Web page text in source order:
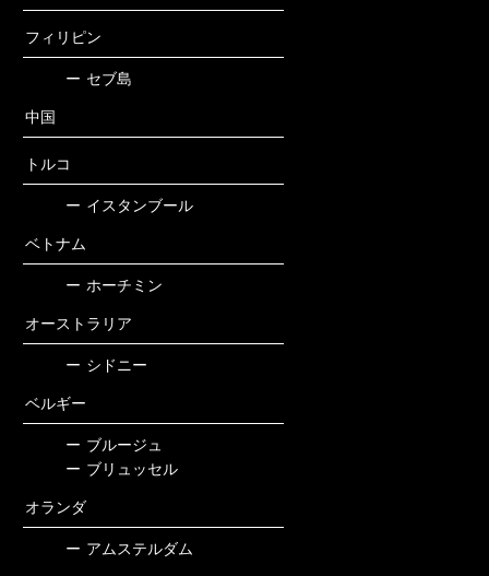
フィリピン
ー セブ島
中国
トルコ
ー イスタンブール
ベトナム
ー ホーチミン
オーストラリア
ー シドニー
ベルギー
ー ブルージュ
ー ブリュッセル
オランダ
ー アムステルダム